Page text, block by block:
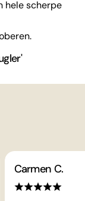
hele scherpe
Carmen C.